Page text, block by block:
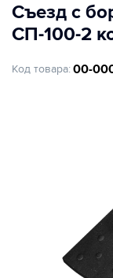
Съезд с
СП-100-2
Код товара: 00-